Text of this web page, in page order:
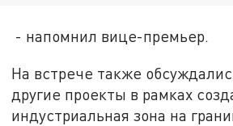
- напомнил вице-премьер.
На встрече также
другие проекты в рамках
индустриальная зона на